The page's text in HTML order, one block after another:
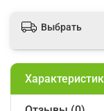
Выбрать